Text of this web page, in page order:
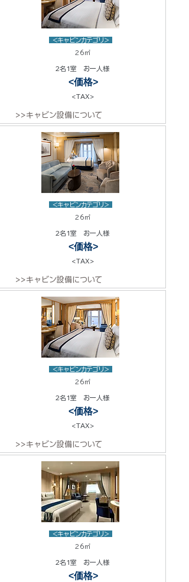
<キャビンカテゴリ>
26㎡
2名1室 お一人様
<価格>
<TAX>
>>キャビン設備について
<キャビンカテゴリ>
26㎡
2名1室 お一人様
<価格>
<TAX>
>>キャビン設備について
<キャビンカテゴリ>
26㎡
2名1室 お一人様
<価格>
<TAX>
>>キャビン設備について
<キャビンカテゴリ>
26㎡
2名1室 お一人様
<価格>